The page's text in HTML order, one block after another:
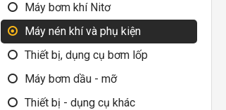
Máy bơm khí Nitơ
Máy nén khí và phụ kiện
Thiết bị, dụng cụ bơm lốp
Máy bơm dầu - mỡ
Thiết bị - dụng cụ khác